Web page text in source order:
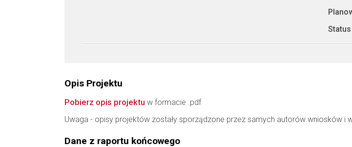
Opis Projektu
Pobierz opis projektu w formacie .pdf
Uwaga - opisy projektów zostały sporządzone przez samych autorów wniosków i
Dane z raportu końcowego